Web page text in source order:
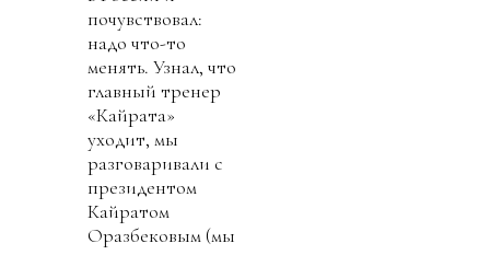
почувствовал:
надо что-то
менять. Узнал, что
главный тренер
«Кайрата»
уходит, мы
разговаривали с
президентом
Кайратом
Оразбековым (мы